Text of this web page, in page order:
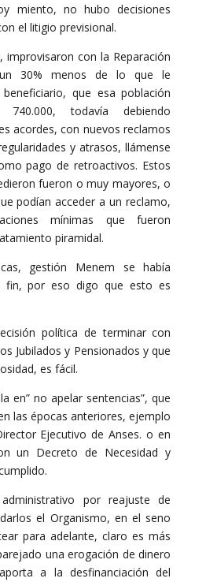
miento, no hubo decisiones
el litigio previsional.
improvisaron con la Reparación
un 30% menos de lo que le
que esa población
todavía debiendo
acordes, con nuevos reclamos
y atrasos, llámense
pago de retroactivos. Estos
fueron o muy mayores, o
podían acceder a un reclamo,
mínimas que fueron
piramidal.
gestión Menem se había
fin, por eso digo que esto es
política de terminar con
Jubilados y Pensionados y que
es fácil.
en” no apelar sentencias”, que
las épocas anteriores, ejemplo
Ejecutivo de Anses. o en
un Decreto de Necesidad y
por reajuste de
el Organismo, en el seno
para adelante, claro es más
una erogación de dinero
a la desfinanciación del